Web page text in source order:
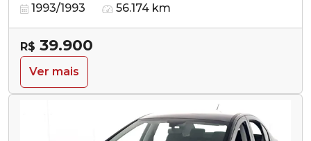
1993/1993 56.174 km
R$ 39.900
Ver mais